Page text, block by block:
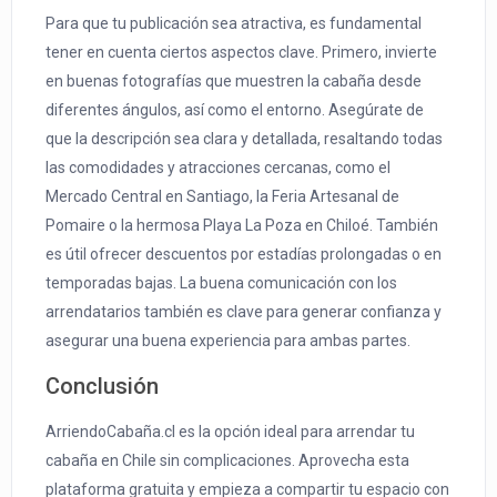
Para que tu publicación sea atractiva, es fundamental
tener en cuenta ciertos aspectos clave. Primero, invierte
en buenas fotografías que muestren la cabaña desde
diferentes ángulos, así como el entorno. Asegúrate de
que la descripción sea clara y detallada, resaltando todas
las comodidades y atracciones cercanas, como el
Mercado Central en Santiago, la Feria Artesanal de
Pomaire o la hermosa Playa La Poza en Chiloé. También
es útil ofrecer descuentos por estadías prolongadas o en
temporadas bajas. La buena comunicación con los
arrendatarios también es clave para generar confianza y
asegurar una buena experiencia para ambas partes.
Conclusión
ArriendoCabaña.cl es la opción ideal para arrendar tu
cabaña en Chile sin complicaciones. Aprovecha esta
plataforma gratuita y empieza a compartir tu espacio con